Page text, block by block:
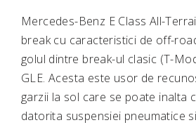
Mercedes-Benz E Class All-
break cu caracteristici de off-
golul dintre break-ul clasic (T-
GLE. Acesta este usor de
garzii la sol care se poate inalta
datorita suspensiei pneumatice